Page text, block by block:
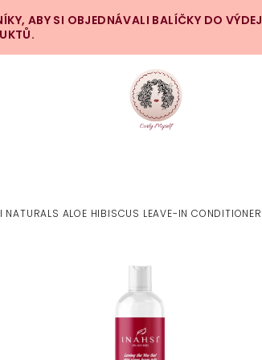
ABY SI OBJEDNÁVALI BALÍČKY DO
NATURALS ALOE HIBISCUS LEAVE-IN